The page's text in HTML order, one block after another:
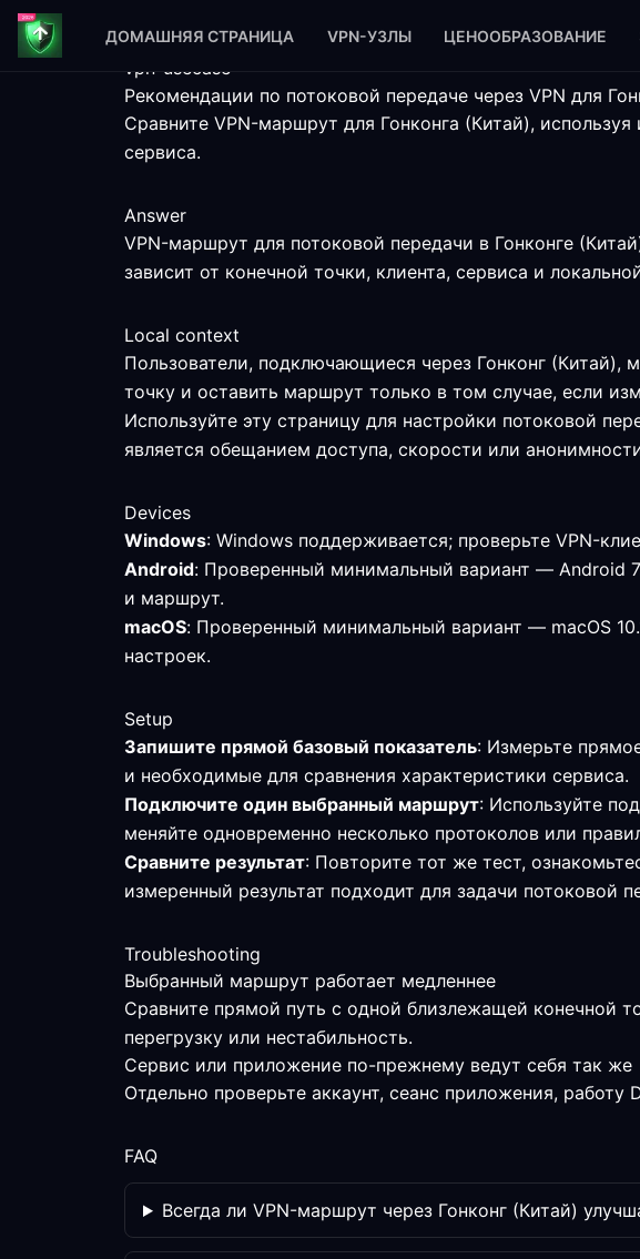
ДОМАШНЯЯ СТРАНИЦА VPN-УЗЛЫ ЦЕНООБРАЗОВАНИЕ
vpn-usecase
Рекомендации по потоковой передаче через VPN для
Сравните VPN-маршрут для Гонконга (Китай),
сервиса.
Answer
VPN-маршрут для потоковой передачи в Гонконге
зависит от конечной точки, клиента, сервиса и
Local context
Пользователи, подключающиеся через Гонконг (Китай),
точку и оставить маршрут только в том случае, если
Используйте эту страницу для настройки потоковой
является обещанием доступа, скорости или
Devices
Windows: Windows поддерживается; проверьте VPN-
Android: Проверенный минимальный вариант — Android
и маршрут.
macOS: Проверенный минимальный вариант — macOS
настроек.
Setup
Запишите прямой базовый показатель: Измерьте
и необходимые для сравнения характеристики сервиса.
Подключите один выбранный маршрут: Используйте
меняйте одновременно несколько протоколов или
Сравните результат: Повторите тот же тест,
измеренный результат подходит для задачи потоковой
Troubleshooting
Выбранный маршрут работает медленнее
Сравните прямой путь с одной близлежащей конечной
перегрузку или нестабильность.
Сервис или приложение по-прежнему ведут себя так же
Отдельно проверьте аккаунт, сеанс приложения,
FAQ
Всегда ли VPN-маршрут через Гонконг (Китай)